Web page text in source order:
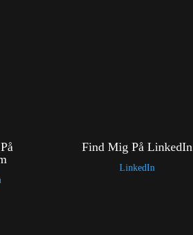
Find Mig På LinkedIn
LinkedIn